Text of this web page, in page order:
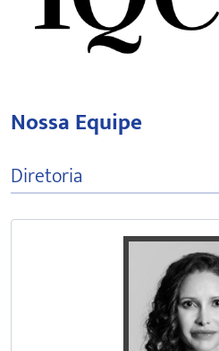
Nossa Equipe
Diretoria